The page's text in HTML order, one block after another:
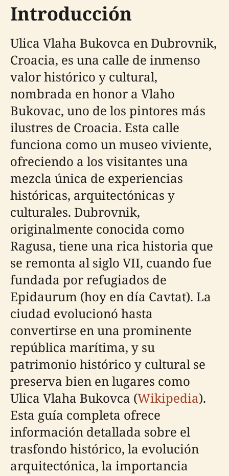
Introducción
Ulica Vlaha Bukovca en Dubrovnik,
Croacia, es una calle de inmenso
valor histórico y cultural,
nombrada en honor a Vlaho
Bukovac, uno de los pintores más
ilustres de Croacia. Esta calle
funciona como un museo viviente,
ofreciendo a los visitantes una
mezcla única de experiencias
históricas, arquitectónicas y
culturales. Dubrovnik,
originalmente conocida como
Ragusa, tiene una rica historia que
se remonta al siglo VII, cuando fue
fundada por refugiados de
Epidaurum (hoy en día Cavtat). La
ciudad evolucionó hasta
convertirse en una prominente
república marítima, y su
patrimonio histórico y cultural se
preserva bien en lugares como
Ulica Vlaha Bukovca (Wikipedia).
Esta guía completa ofrece
información detallada sobre el
trasfondo histórico, la evolución
arquitectónica, la importancia